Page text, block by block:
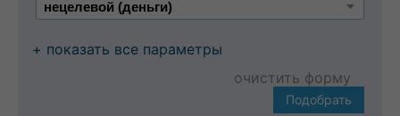
+ показать все параметры
очистить форму
Подобрать